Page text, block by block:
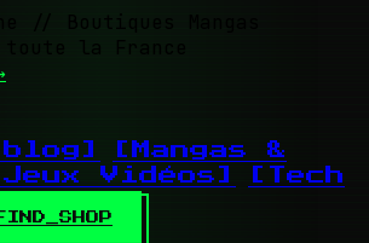
// Boutiques Mangas
toute la France
[Mangas &
Vidéos]
[Tech